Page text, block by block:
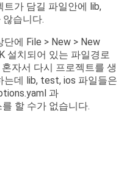
가 담길 파일안에 lib,
습니다.
에 File > New > New
설치되어 있는 파일경로
자서 다시 프로젝트를 생
는데 lib, test, ios 파일들은
과
할 수가 없습니다.